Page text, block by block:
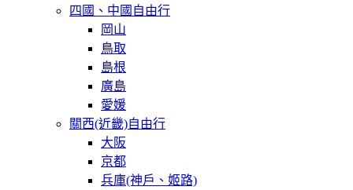
四國、中國自由行
岡山
鳥取
島根
廣島
愛媛
關西(近畿)自由行
大阪
京都
兵庫(神戶、姬路)